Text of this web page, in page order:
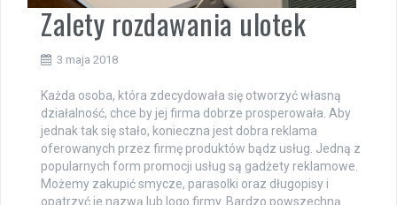
Zalety rozdawania ulotek
3 maja 2018
Każda osoba, która zdecydowała się otworzyć własną
działalność, chce by jej firma dobrze prosperowała. Aby
jednak tak się stało, konieczna jest dobra reklama
oferowanych przez firmę produktów bądz usług. Jedną z
popularnych form promocji usług są gadżety reklamowe.
Możemy zakupić smycze, parasolki oraz długopisy i
opatrzyć je nazwą lub logo firmy. Bardzo powszechną